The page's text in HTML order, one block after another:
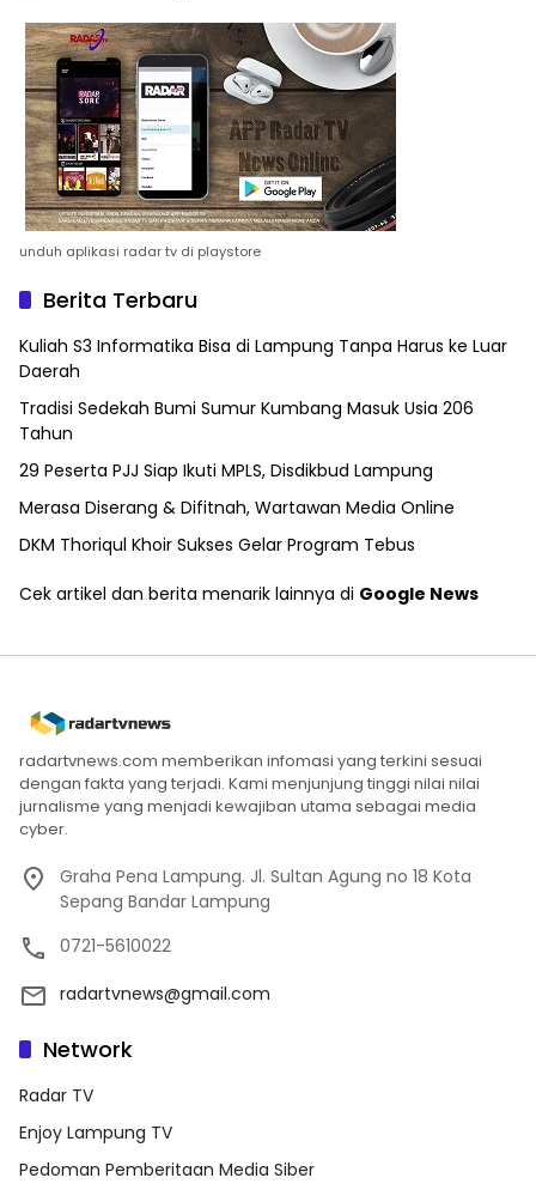
unduh aplikasi radar tv di playstore
Berita Terbaru
Kuliah S3 Informatika Bisa di Lampung Tanpa Harus ke Luar
Daerah
Tradisi Sedekah Bumi Sumur Kumbang Masuk Usia 206
Tahun
29 Peserta PJJ Siap Ikuti MPLS, Disdikbud Lampung
Merasa Diserang & Difitnah, Wartawan Media Online
DKM Thoriqul Khoir Sukses Gelar Program Tebus
Cek artikel dan berita menarik lainnya di Google News
radartvnews.com memberikan infomasi yang terkini sesuai
dengan fakta yang terjadi. Kami menjunjung tinggi nilai nilai
jurnalisme yang menjadi kewajiban utama sebagai media
cyber.
Graha Pena Lampung. Jl. Sultan Agung no 18 Kota
Sepang Bandar Lampung
0721-5610022
radartvnews@gmail.com
Network
Radar TV
Enjoy Lampung TV
Pedoman Pemberitaan Media Siber